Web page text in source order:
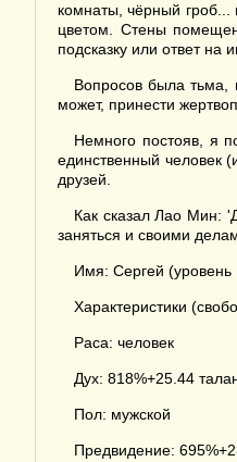
комнаты, чёрный
цветом. Стены
подсказку или ответ на
Вопросов была тьма,
может, принести
Немного постояв, я
единственный человек
друзей.
Как сказал Лао Мин:
заняться и своими
Имя: Сергей (уровень
Характеристики
Раса: человек
Дух: 818%+25.44
Пол: мужской
Предвидение: